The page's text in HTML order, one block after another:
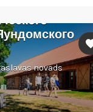
novads